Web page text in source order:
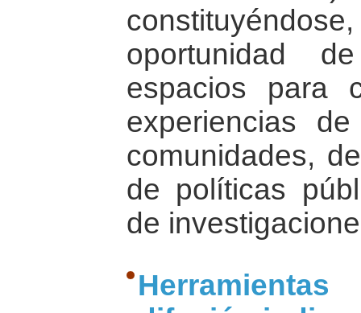
oportunidad
espacios para
experiencias
comunidades,
de políticas
de